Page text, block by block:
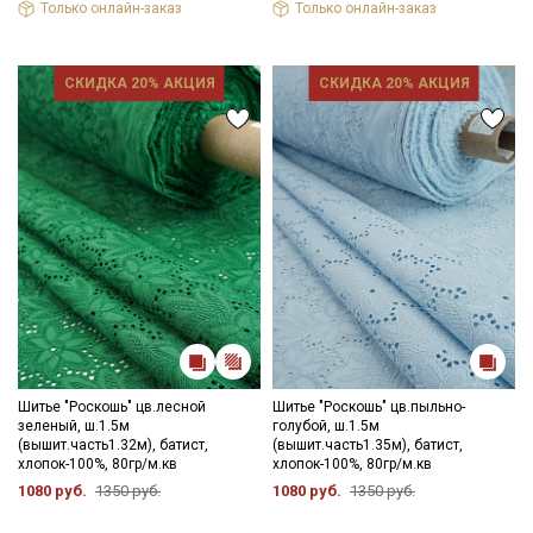
Только онлайн-заказ Только онлайн-заказ
СКИДКА 20% АКЦИЯ
Шитье "Роскошь" цв.лесной
зеленый, ш.1.5м
(вышит.часть1.32м), батист,
хлопок-100%, 80гр/м.кв
1080 руб. 1350 руб.
СКИДКА 20% АКЦИЯ
Шитье "Роскошь" цв.пыльно-
голубой, ш.1.5м
(вышит.часть1.35м), батист,
хлопок-100%, 80гр/м.кв
1080 руб. 1350 руб.
Секретная рассылка от Купава
Мы публикуем здесь дополнительные
промокоды и скидки до 30% на узкие
категории тканей
Электронная почта